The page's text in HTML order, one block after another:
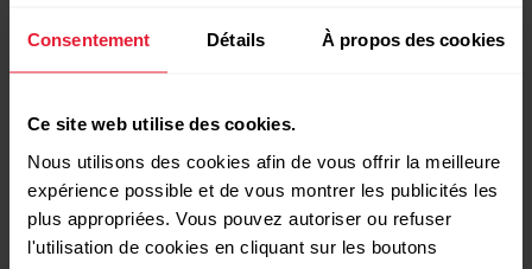
Consentement Détails À propos des cookies
Ce site web utilise des cookies.
Nous utilisons des cookies afin de vous offrir la meilleure
expérience possible et de vous montrer les publicités les
plus appropriées. Vous pouvez autoriser ou refuser
l'utilisation de cookies en cliquant sur les boutons
Produits compatibles